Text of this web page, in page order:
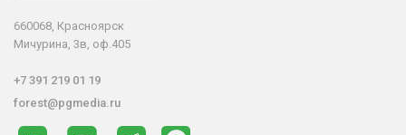
660068, Красноярск
Мичурина, 3в, оф.405
+7 391 219 01 19
forest@pgmedia.ru